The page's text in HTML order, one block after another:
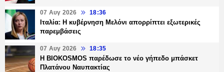
07 Αυγ 2026 18:36
Ιταλία: Η κυβέρνηση Μελόνι απορρίπτει εξωτερικές
παρεμβάσεις
07 Αυγ 2026 18:35
Η BIOKOSMOS παρέδωσε το νέο γήπεδο μπάσκετ
Πλατάνου Ναυπακτίας